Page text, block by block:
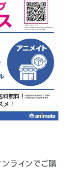
ンラインでご購